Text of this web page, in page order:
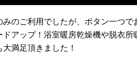
みのご利用でしたが、ボタン一つで
ドアップ！浴室暖房乾燥機や脱衣所
満足頂きました！